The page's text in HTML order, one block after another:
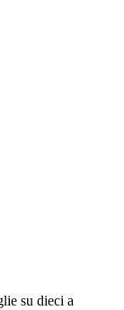
su dieci a